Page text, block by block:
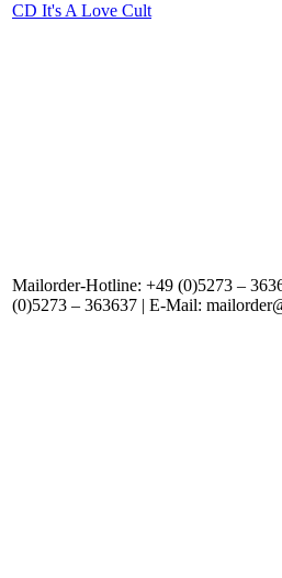
CD It's A Love Cult
Mailorder-Hotline: +49 (0)5273 –
(0)5273 – 363637 | E-Mail: